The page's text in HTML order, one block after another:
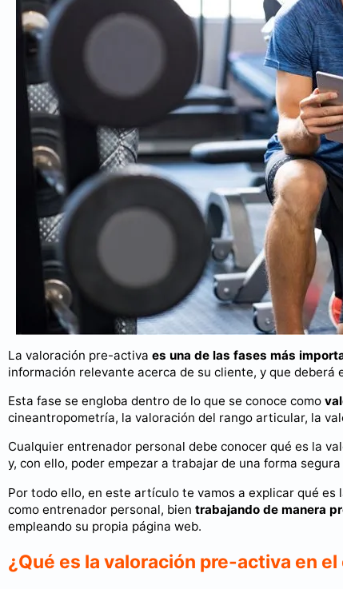
La valoración pre-activa es una de las fases más
información relevante acerca de su cliente, y que
Esta fase se engloba dentro de lo que se conoce como
cineantropometría, la valoración del rango articular, la
Cualquier entrenador personal debe conocer qué es la
y, con ello, poder empezar a trabajar de una forma
Por todo ello, en este artículo te vamos a explicar qué
como entrenador personal, bien trabajando de manera
empleando su propia página web.
¿Qué es la valoración pre-activa en